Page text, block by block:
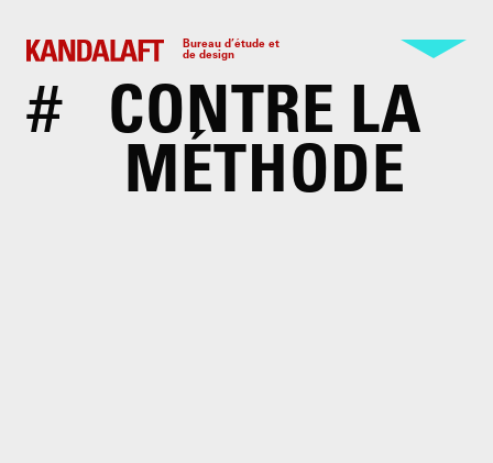
Bureau d’étude et
de design
#
CONTRE LA
MÉTHODE